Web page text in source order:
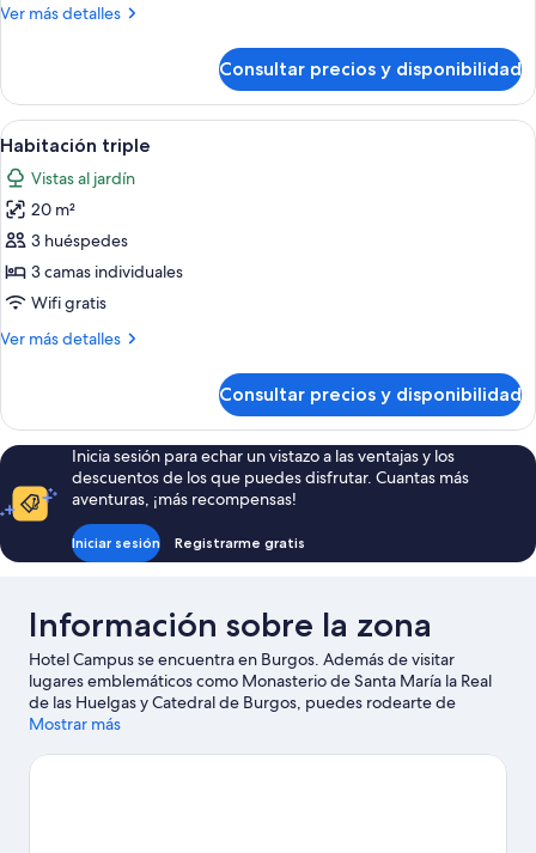
habitación
Ver más detalles
Más
individual,
habitación
Consultar precios y disponibilidad
Abrir
todas
las
fotos
de
Habitación
triple
Un baño con inodoro, lavamanos y
3
Habitación triple
Vistas al jardín
20 m²
3 huéspedes
3 camas individuales
Wifi gratis
Ver más detalles
Más
triple
Consultar precios y disponibilidad
Inicia sesión para echar un vistazo a las ventajas y los
descuentos de los que puedes disfrutar. Cuantas más
aventuras, ¡más recompensas!
Iniciar sesión Registrarme gratis
Información sobre la zona
Hotel Campus se encuentra en Burgos. Además de visitar
lugares emblemáticos como Monasterio de Santa María la Real
de las Huelgas y Catedral de Burgos, puedes rodearte de
naturaleza en Paseo del Espolón. También merece la pena
San Nicolás de Bari.
Mostrar más